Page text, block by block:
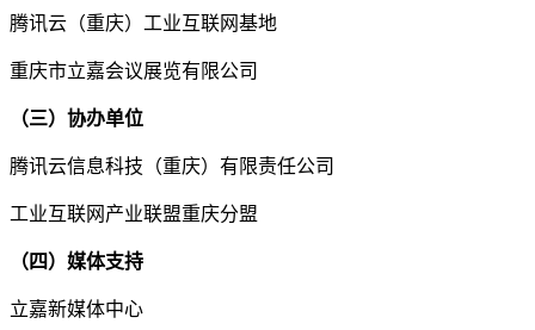
腾讯云（重庆）工业互联网基地
重庆市立嘉会议展览有限公司
（三）协办单位
腾讯云信息科技（重庆）有限责任公司
工业互联网产业联盟重庆分盟
（四）媒体支持
立嘉新媒体中心